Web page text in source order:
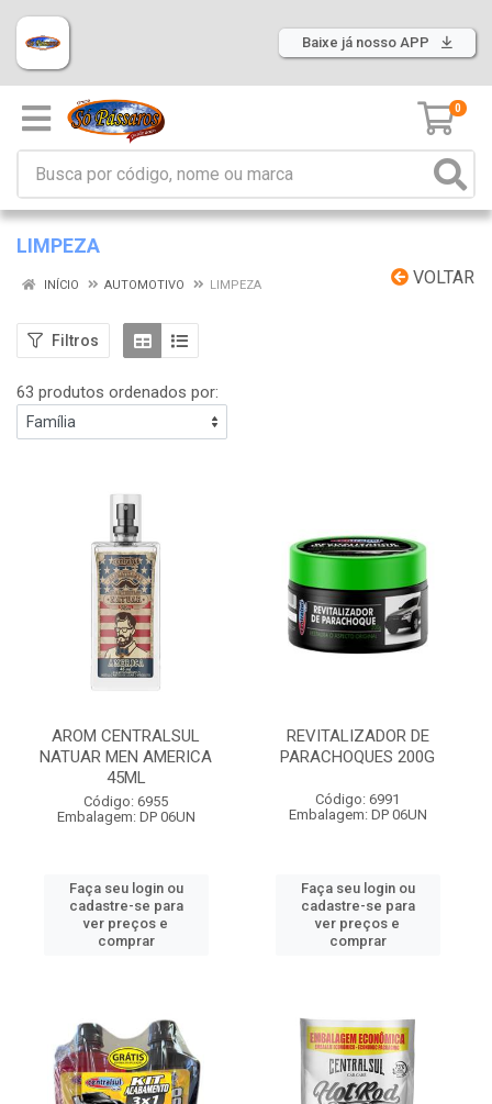
Baixe já nosso APP
0
LIMPEZA
VOLTAR
INÍCIO AUTOMOTIVO LIMPEZA
Filtros
63 produtos ordenados por:
AROM CENTRALSUL
NATUAR MEN AMERICA
45ML
Código: 6955
Embalagem: DP 06UN
Faça seu login ou
cadastre-se para
ver preços e
comprar
REVITALIZADOR DE
PARACHOQUES 200G
Código: 6991
Embalagem: DP 06UN
Faça seu login ou
cadastre-se para
ver preços e
comprar